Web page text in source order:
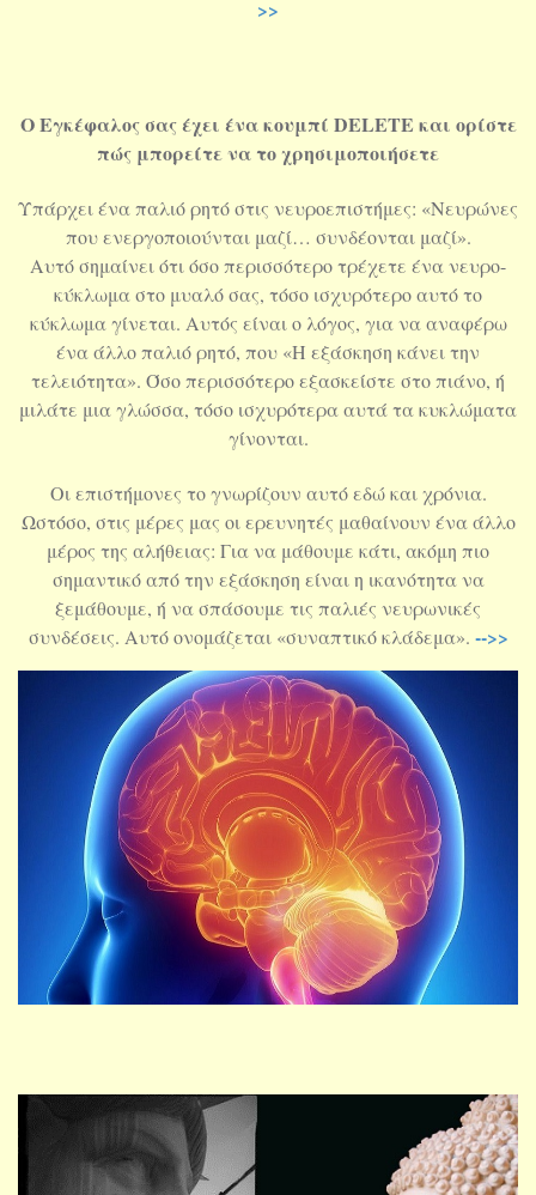
>>
Ο Εγκέφαλος σας έχει ένα κουμπί DELETE και ορίστε
πώς μπορείτε να το χρησιμοποιήσετε
Υπάρχει ένα παλιό ρητό στις νευροεπιστήμες: «Νευρώνες
που ενεργοποιούνται μαζί… συνδέονται μαζί».
Αυτό σημαίνει ότι όσο περισσότερο τρέχετε ένα νευρο-
κύκλωμα στο μυαλό σας, τόσο ισχυρότερο αυτό το
κύκλωμα γίνεται. Αυτός είναι ο λόγος, για να αναφέρω
ένα άλλο παλιό ρητό, που «Η εξάσκηση κάνει την
τελειότητα». Όσο περισσότερο εξασκείστε στο πιάνο, ή
μιλάτε μια γλώσσα, τόσο ισχυρότερα αυτά τα κυκλώματα
γίνονται.
Οι επιστήμονες το γνωρίζουν αυτό εδώ και χρόνια.
Ωστόσο, στις μέρες μας οι ερευνητές μαθαίνουν ένα άλλο
μέρος της αλήθειας: Για να μάθουμε κάτι, ακόμη πιο
σημαντικό από την εξάσκηση είναι η ικανότητα να
ξεμάθουμε, ή να σπάσουμε τις παλιές νευρωνικές
συνδέσεις. Αυτό ονομάζεται «συναπτικό κλάδεμα». -->>